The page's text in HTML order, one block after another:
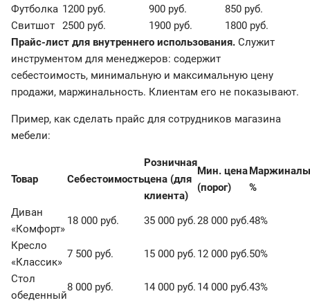
Футболка 1200 руб. 900 руб.
850 руб.
Свитшот
2500 руб. 1900 руб.
1800 руб.
Прайс-лист для внутреннего использования. Служит
инструментом для менеджеров: содержит
себестоимость, минимальную и максимальную цену
продажи, маржинальность. Клиентам его не показывают.
Пример, как сделать прайс для сотрудников магазина
мебели:
Товар Себестоимость
Розничная
цена (для
клиента)
Мин. цена
(порог)
%
Диван
«Комфорт»
18 000 руб. 35 000 руб.28 000 руб.48%
Кресло
«Классик»
7 500 руб. 15 000 руб. 12 000 руб.50%
Стол
обеденный
8 000 руб. 14 000 руб. 14 000 руб.43%